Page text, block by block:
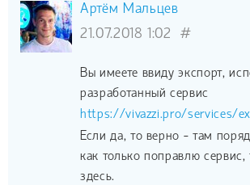
Артём Мальцев
21.07.2018 1:02
#
Вы имеете ввиду экспорт,
разработанный сервис
https://vivazzi.pro/services/
Если да, то верно - там
как только поправлю
здесь.